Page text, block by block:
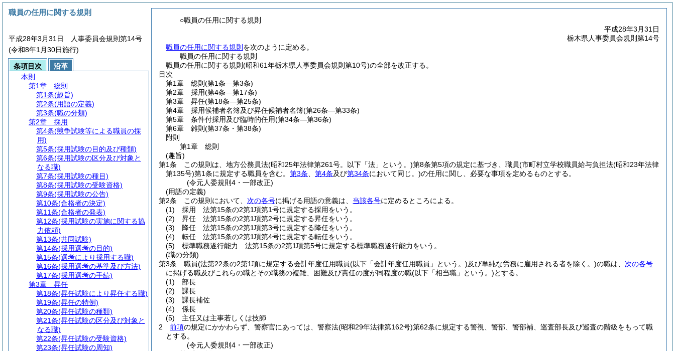
○職員の任用に関する規則
平成28年3月31日
栃木県人事委員会規則第14号
職員の任用に関する規則 を次のように定める。
職員の任用に関する規則
職員の任用に関する規則(昭和61年栃木県人事委員会規則第10号)の全部を改正する。
目次
第1章
総則 (第1条―第3条)
第2章
採用(第4条―第17条)
第3章
昇任(第18条―第25条)
第4章
採用候補者名簿及び昇任候補者名簿(第26条―第33条)
第5章
条件付採用及び臨時的任用(第34条―第36条)
第6章
雑則 (第37条・第38条)
附則
第1章
総則
(趣旨)
第1条
この規則は、地方公務員法(昭和25年法律第261号。以下「法」という。)第8条第5項の規定に基づき、職員(市町村立学校職員給与負担法(昭和23年法律
第135号)第1条に規定する職員を含む。 第3条 第4条及び第34条において同じ。)の任用に関し、必要な事項を定めるものとする。
(令元人委規則4・一部改正)
(用語の定義)
第2条
この規則において、 次の各号に掲げる用語の意義は、 当該各号に定めるところによる。
(1)
採用 法第15条の2第1項第1号に規定する採用をいう。
(2)
昇任 法第15条の2第1項第2号に規定する昇任をいう。
(3)
降任 法第15条の2第1項第3号に規定する降任をいう。
(4)
転任 法第15条の2第1項第4号に規定する転任をいう。
(5)
標準職務遂行能力 法第15条の2第1項第5号に規定する標準職務遂行能力をいう。
(職の分類)
第3条
職員(法第22条の2第1項に規定する会計年度任用職員(以下「会計年度任用職員」という。)及び単純な労務に雇用される者を除く。)の職は、 次の各号
に掲げる職及びこれらの職とその職務の複雑、困難及び責任の度が同程度の職(以下「相当職」という。)とする。
(1)
部長
(2)
課長
(3)
課長補佐
(4)
係長
(5)
主任又は主事若しくは技師
2
前項の規定にかかわらず、警察官にあっては、警察法(昭和29年法律第162号)第62条に規定する警視、警部、警部補、巡査部長及び巡査の階級をもって職
とする。
(令元人委規則4・一部改正)
職員の任用に関する規則
平成28年3月31日 人事委員会規則第14号
(令和8年1月30日施行)
条項目次
沿革
本則
第1章
総則
第1条(趣旨)
第2条(用語の定義)
第3条(職の分類)
第2章
採用
第4条(競争試験等による職員の採
用)
第5条(採用試験の目的及び種類)
第6条(採用試験の区分及び対象と
なる職)
第7条(採用試験の種目)
第8条(採用試験の受験資格)
第9条(採用試験の公告)
第10条(合格者の決定)
第11条(合格者の発表)
第12条(採用試験の実施に関する協
力依頼)
第13条(共同試験)
第14条(採用選考の目的)
第15条(選考により採用する職)
第16条(採用選考の基準及び方法)
第17条(採用選考の手続)
第3章
昇任
第18条(昇任試験により昇任する職)
第19条(昇任の特例)
第20条(昇任試験の種類)
第21条(昇任試験の区分及び対象と
なる職)
第22条(昇任試験の受験資格)
第23条(昇任試験の周知)